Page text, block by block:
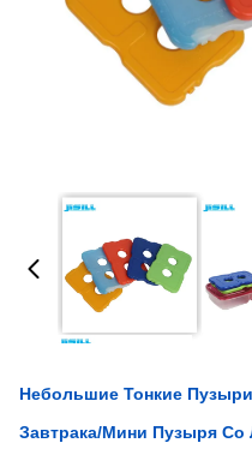
Небольшие Тонкие
Завтрака/мини Пузыря